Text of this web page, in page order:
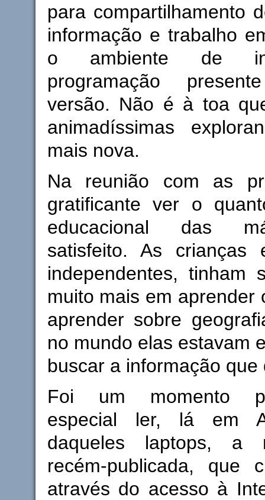
para compartilhamento
informação e trabalho
o ambiente de
programação
versão. Não é à toa
animadíssimas
mais nova.
Na reunião com as
gratificante ver o
educacional das
satisfeito. As crianças
independentes, tinham
muito mais em aprender
aprender sobre
no mundo elas estavam
buscar a informação que
Foi um momento
especial ler, lá em
daqueles laptops, a
recém-publicada, que
através do acesso à